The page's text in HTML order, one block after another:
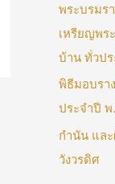
พระบรมร
เหรียญพร
บ้าน ทั่วปร
พิธีมอบรา
ประจำปี พ
กำนัน แล
วังวรดิศ